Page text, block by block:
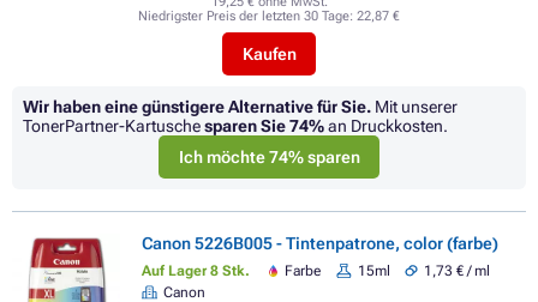
Niedrigster Preis der letzten 30 Tage: 22,87 €
Kaufen
Wir haben eine günstigere Alternative für Sie. Mit unserer
TonerPartner-Kartuschesparen Sie74%an Druckkosten.
Ich möchte 74% sparen
Canon 5226B005 - Tintenpatrone, color (farbe)
Auf Lager 8 Stk. Farbe 15ml
1,73 € / ml
Canon